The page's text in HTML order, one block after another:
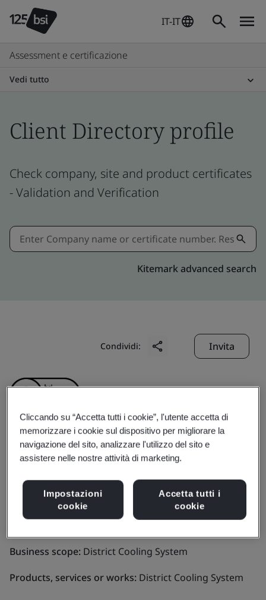
IT-IT
Assessment e certificazione
Vedi tutto
Client Directory profile
Check company, site and product certificates
- Validation and Verification
Kitemark advanced search
Condividi: Invita
Hong Kong District
Cooling Company
Limited
Business scope: District Cooling System
Products, services or works: District Cooling System
Cliccando su “Accetta tutti i cookie”, l'utente accetta di
memorizzare i cookie sul dispositivo per migliorare la
navigazione del sito, analizzare l'utilizzo del sito e
assistere nelle nostre attività di marketing.
Impostazioni
cookie
Accetta tutti i
cookie